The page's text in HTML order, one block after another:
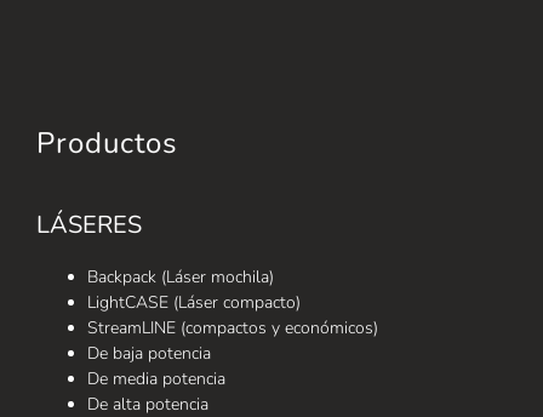
Productos
LÁSERES
Backpack (Láser mochila)
LightCASE (Láser compacto)
StreamLINE (compactos y económicos)
De baja potencia
De media potencia
De alta potencia